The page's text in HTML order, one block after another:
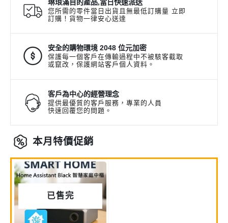
琳琅滿目的產品,當日快速派送
您所需的零件當日出貨且無最低訂購量 立即
訂購！貨物一律安心送達
安全的購物環境 2048 位元加密
保護每一個客戶在傳輸過程中不被駭客截取
或竄改，保護網站客戶個人資料。
客戶為中心的經營理念
提供最優質的客戶服務，專業的人員
快速回覆您的問題。
本月特價促銷
已售完